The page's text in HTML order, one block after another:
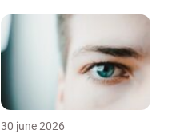
30 june 2026